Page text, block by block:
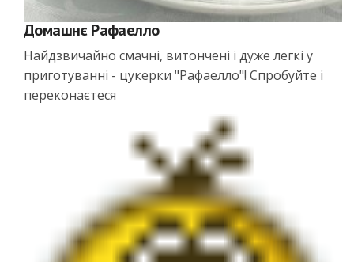
Домашнє Рафаелло
Найдзвичайно смачні, витончені і дуже легкі у
приготуванні - цукерки "Рафаелло"! Спробуйте і
переконаєтеся